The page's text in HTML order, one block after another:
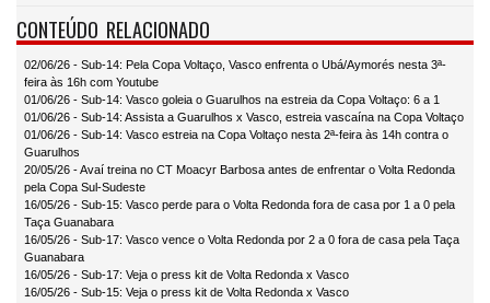
CONTEÚDO RELACIONADO
02/06/26 - Sub-14: Pela Copa Voltaço, Vasco enfrenta o Ubá/Aymorés nesta 3ª-
feira às 16h com Youtube
01/06/26 - Sub-14: Vasco goleia o Guarulhos na estreia da Copa Voltaço: 6 a 1
01/06/26 - Sub-14: Assista a Guarulhos x Vasco, estreia vascaína na Copa Voltaço
01/06/26 - Sub-14: Vasco estreia na Copa Voltaço nesta 2ª-feira às 14h contra o
Guarulhos
20/05/26 - Avaí treina no CT Moacyr Barbosa antes de enfrentar o Volta Redonda
pela Copa Sul-Sudeste
16/05/26 - Sub-15: Vasco perde para o Volta Redonda fora de casa por 1 a 0 pela
Taça Guanabara
16/05/26 - Sub-17: Vasco vence o Volta Redonda por 2 a 0 fora de casa pela Taça
Guanabara
16/05/26 - Sub-17: Veja o press kit de Volta Redonda x Vasco
16/05/26 - Sub-15: Veja o press kit de Volta Redonda x Vasco